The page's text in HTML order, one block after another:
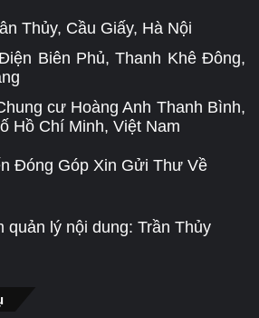
Thủy, Cầu Giấy, Hà Nội
Biên Phủ, Thanh Khê Đông,
cư Hoàng Anh Thanh Bình,
Hồ Chí Minh, Việt Nam
Đóng Góp Xin Gửi Thư Về
quản lý nội dung: Trần Thủy